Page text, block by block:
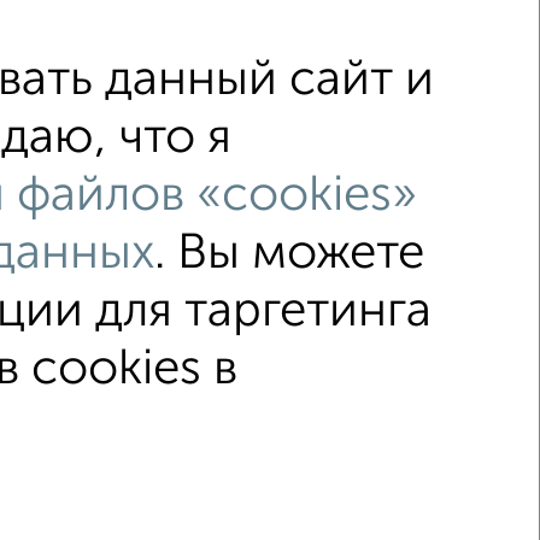
летия Победы без посредников
с ребенком не первый этаж
с центральным отоплением
данный сайт и
что я
файлов «cookies»
. Вы можете
для таргетинга
cookies в